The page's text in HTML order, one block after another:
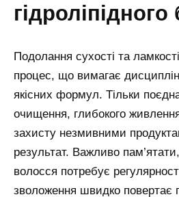
Подолання сухості та
процес, що вимагає
якісних формул. Тільки
очищення, глибокого
захисту незмивними
результат. Важливо
волосся потребує
зволоження швидко повертає